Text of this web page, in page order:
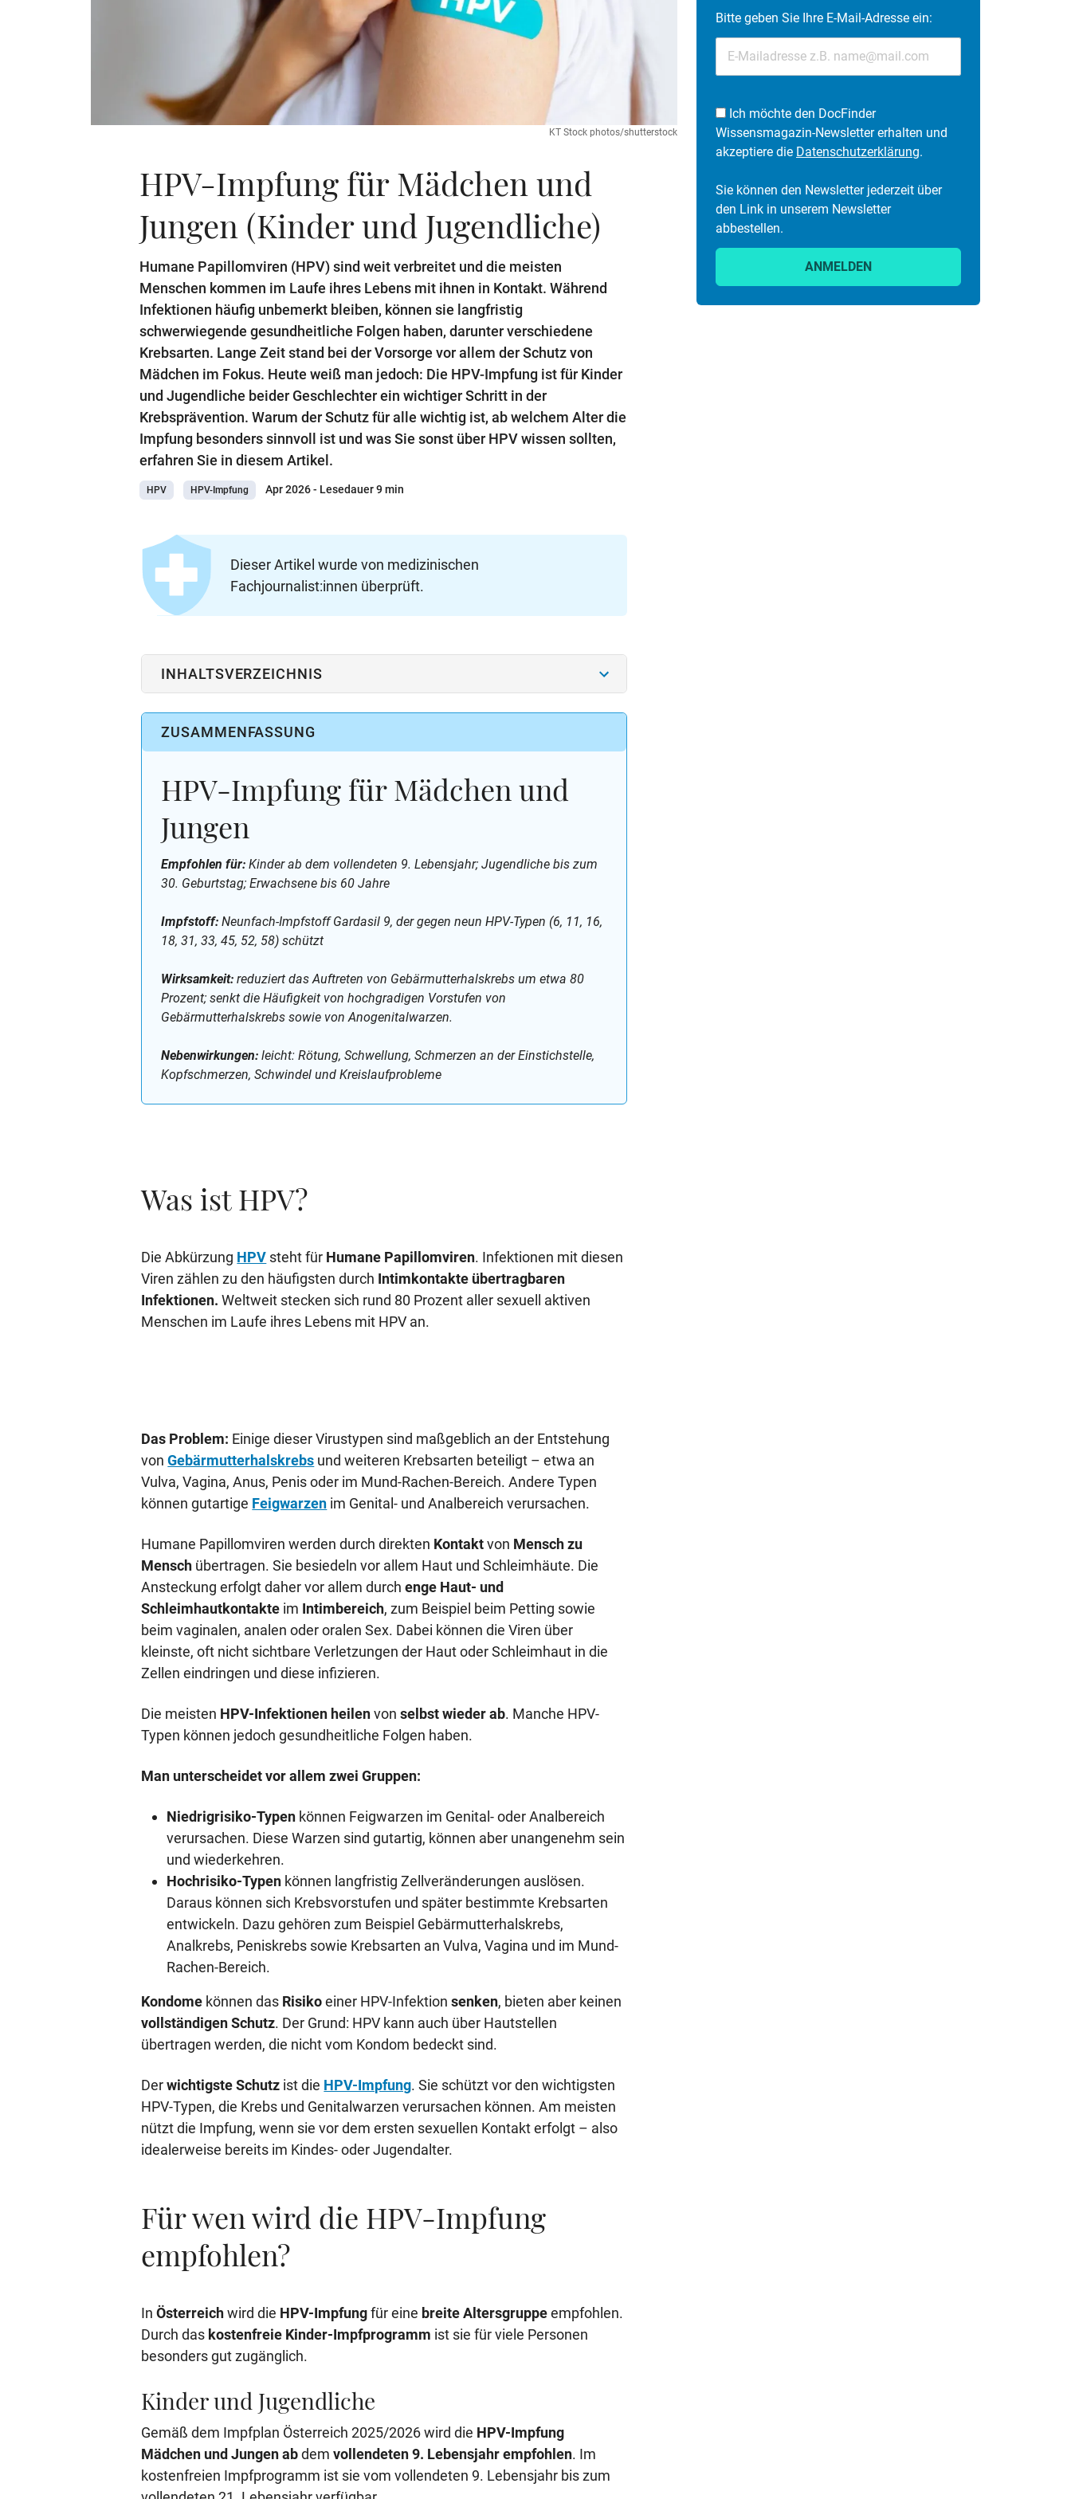
KT Stock photos/shutterstock
HPV-Impfung für Mädchen und
Jungen (Kinder und Jugendliche)
Humane Papillomviren (HPV) sind weit verbreitet und die meisten
Menschen kommen im Laufe ihres Lebens mit ihnen in Kontakt. Während
Infektionen häufig unbemerkt bleiben, können sie langfristig
schwerwiegende gesundheitliche Folgen haben, darunter verschiedene
Krebsarten. Lange Zeit stand bei der Vorsorge vor allem der Schutz von
Mädchen im Fokus. Heute weiß man jedoch: Die HPV-Impfung ist für Kinder
und Jugendliche beider Geschlechter ein wichtiger Schritt in der
Krebsprävention. Warum der Schutz für alle wichtig ist, ab welchem Alter die
Impfung besonders sinnvoll ist und was Sie sonst über HPV wissen sollten,
erfahren Sie in diesem Artikel.
HPV HPV-Impfung Apr 2026- Lesedauer 9 min
Dieser Artikel wurde von medizinischen
Fachjournalist:innen überprüft.
INHALTSVERZEICHNIS
ZUSAMMENFASSUNG
HPV-Impfung für Mädchen und
Jungen
Empfohlen für: Kinder ab dem vollendeten 9. Lebensjahr; Jugendliche bis zum
30. Geburtstag; Erwachsene bis 60 Jahre
Impfstoff: Neunfach-Impfstoff Gardasil 9, der gegen neun HPV-Typen (6, 11, 16,
18, 31, 33, 45, 52, 58) schützt
Wirksamkeit:reduziert das Auftreten von Gebärmutterhalskrebs um etwa 80
Prozent; senkt die Häufigkeit von hochgradigen Vorstufen von
Gebärmutterhalskrebs sowie von Anogenitalwarzen.
Nebenwirkungen: leicht: Rötung, Schwellung, Schmerzen an der Einstichstelle,
Kopfschmerzen, Schwindel und Kreislaufprobleme
Was ist HPV?
Die Abkürzung HPV steht für Humane Papillomviren. Infektionen mit diesen
Viren zählen zu den häufigsten durch Intimkontakte übertragbaren
Infektionen.Weltweit stecken sich rund 80 Prozent aller sexuell aktiven
Menschen im Laufe ihres Lebens mit HPV an.
Das Problem: Einige dieser Virustypen sind maßgeblich an der Entstehung
vonGebärmutterhalskrebs und weiteren Krebsarten beteiligt – etwa an
Vulva, Vagina, Anus, Penis oder im Mund-Rachen-Bereich. Andere Typen
können gutartige Feigwarzen im Genital- und Analbereich verursachen.
Humane Papillomviren werden durch direkten Kontaktvon Mensch zu
Mensch übertragen. Sie besiedeln vor allem Haut und Schleimhäute. Die
Ansteckung erfolgt daher vor allem durchenge Haut- und
Schleimhautkontakte im Intimbereich, zum Beispiel beim Petting sowie
beim vaginalen, analen oder oralen Sex. Dabei können die Viren über
kleinste, oft nicht sichtbare Verletzungen der Haut oder Schleimhaut in die
Zellen eindringen und diese infizieren.
Die meisten HPV-Infektionen heilenvonselbst wieder ab. Manche HPV-
Typen können jedoch gesundheitliche Folgen haben.
Man unterscheidet vor allem zwei Gruppen:
Niedrigrisiko-Typen können Feigwarzen im Genital- oder Analbereich
verursachen. Diese Warzen sind gutartig, können aber unangenehm sein
und wiederkehren.
Hochrisiko-Typen können langfristig Zellveränderungen auslösen.
Daraus können sich Krebsvorstufen und später bestimmte Krebsarten
entwickeln. Dazu gehören zum Beispiel Gebärmutterhalskrebs,
Analkrebs, Peniskrebs sowie Krebsarten an Vulva, Vagina und im Mund-
Rachen-Bereich.
Kondome können das Risikoeiner HPV-Infektionsenken, bieten aber keinen
vollständigen Schutz. Der Grund: HPV kann auch über Hautstellen
übertragen werden, die nicht vom Kondom bedeckt sind.
Derwichtigste Schutz ist die HPV-Impfung. Sie schützt vor den wichtigsten
HPV-Typen, die Krebs und Genitalwarzen verursachen können. Am meisten
nützt die Impfung, wenn sie vor dem ersten sexuellen Kontakt erfolgt – also
idealerweise bereits im Kindes- oder Jugendalter.
Für wen wird die HPV-Impfung
empfohlen?
InÖsterreichwird die HPV-Impfungfür eine breite Altersgruppeempfohlen.
Durch das kostenfreie Kinder-Impfprogramm ist sie für viele Personen
besonders gut zugänglich.
Kinder und Jugendliche
Gemäß dem Impfplan Österreich 2025/2026 wird die HPV-Impfung
Mädchen und Jungen abdemvollendeten 9. Lebensjahr empfohlen. Im
kostenfreien Impfprogramm ist sie vom vollendeten 9. Lebensjahr bis zum
Bitte geben Sie Ihre E-Mail-Adresse ein:
Ich möchte den DocFinder
Wissensmagazin-Newsletter erhalten und
akzeptiere die Datenschutzerklärung.
Sie können den Newsletter jederzeit über
den Link in unserem Newsletter
abbestellen.
ANMELDEN